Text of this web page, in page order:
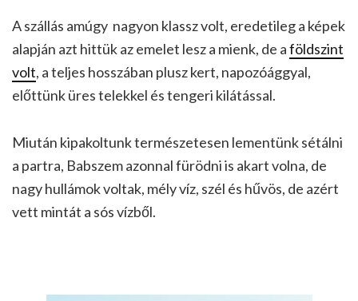
A szállás amúgy nagyon klassz volt, eredetileg a képek
alapján azt hittük az emelet lesz a mienk, de aföldszint
volt, a teljes hosszában plusz kert, napozóággyal,
előttünk üres telekkel és tengeri kilátással.
Miután kipakoltunk természetesen lementünk sétálni
a partra, Babszem azonnal fürödni is akart volna, de
nagy hullámok voltak, mély víz, szél és hűvös, de azért
vett mintát a sós vízből.